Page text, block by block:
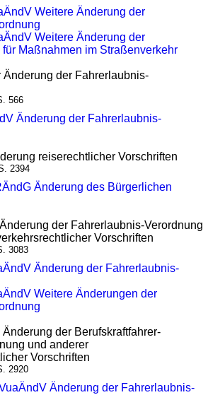
Weitere Änderung der
Weitere Änderung der
Maßnahmen im Straßenverkehr
Änderung der Fahrerlaubnis-
566
Änderung der Fahrerlaubnis-
reiserechtlicher Vorschriften
2394
Änderung des Bürgerlichen
der Fahrerlaubnis-Verordnung
Vorschriften
3083
Änderung der Fahrerlaubnis-
Weitere Änderungen der
der Berufskraftfahrer-
und anderer
Vorschriften
2920
Änderung der Fahrerlaubnis-